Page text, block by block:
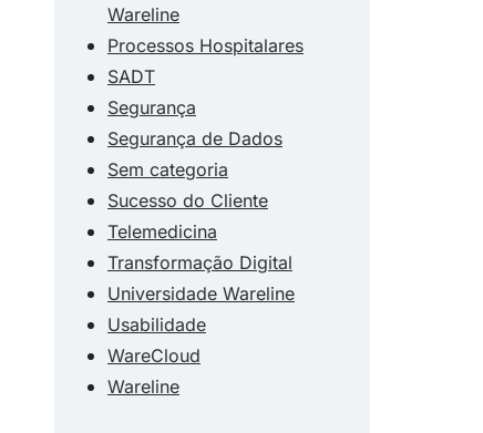
Wareline
Processos Hospitalares
SADT
Segurança
Segurança de Dados
Sem categoria
Sucesso do Cliente
Telemedicina
Transformação Digital
Universidade Wareline
Usabilidade
WareCloud
Wareline